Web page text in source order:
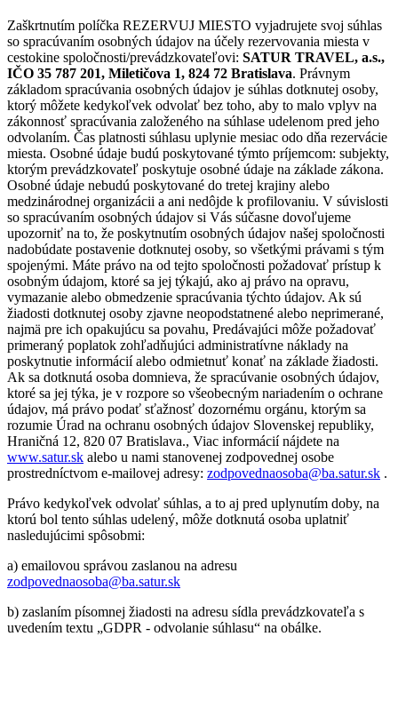
Zaškrtnutím políčka REZERVUJ MIESTO vyjadrujete svoj súhlas
so spracúvaním osobných údajov na účely rezervovania miesta v
cestokine spoločnosti/prevádzkovateľovi: SATUR TRAVEL, a.s.,
IČO 35 787 201, Miletičova 1, 824 72 Bratislava. Právnym
základom spracúvania osobných údajov je súhlas dotknutej osoby,
ktorý môžete kedykoľvek odvolať bez toho, aby to malo vplyv na
zákonnosť spracúvania založeného na súhlase udelenom pred jeho
odvolaním. Čas platnosti súhlasu uplynie mesiac odo dňa rezervácie
miesta. Osobné údaje budú poskytované týmto príjemcom: subjekty,
ktorým prevádzkovateľ poskytuje osobné údaje na základe zákona.
Osobné údaje nebudú poskytované do tretej krajiny alebo
medzinárodnej organizácii a ani nedôjde k profilovaniu. V súvislosti
so spracúvaním osobných údajov si Vás súčasne dovoľujeme
upozorniť na to, že poskytnutím osobných údajov našej spoločnosti
nadobúdate postavenie dotknutej osoby, so všetkými právami s tým
spojenými. Máte právo na od tejto spoločnosti požadovať prístup k
osobným údajom, ktoré sa jej týkajú, ako aj právo na opravu,
vymazanie alebo obmedzenie spracúvania týchto údajov. Ak sú
žiadosti dotknutej osoby zjavne neopodstatnené alebo neprimerané,
najmä pre ich opakujúcu sa povahu, Predávajúci môže požadovať
primeraný poplatok zohľadňujúci administratívne náklady na
poskytnutie informácií alebo odmietnuť konať na základe žiadosti.
Ak sa dotknutá osoba domnieva, že spracúvanie osobných údajov,
ktoré sa jej týka, je v rozpore so všeobecným nariadením o ochrane
údajov, má právo podať sťažnosť dozornému orgánu, ktorým sa
rozumie Úrad na ochranu osobných údajov Slovenskej republiky,
Hraničná 12, 820 07 Bratislava., Viac informácií nájdete na
www.satur.sk alebo u nami stanovenej zodpovednej osobe
prostredníctvom e-mailovej adresy: zodpovednaosoba@ba.satur.sk .
Právo kedykoľvek odvolať súhlas, a to aj pred uplynutím doby, na
ktorú bol tento súhlas udelený, môže dotknutá osoba uplatniť
nasledujúcimi spôsobmi:
a) emailovou správou zaslanou na adresu
zodpovednaosoba@ba.satur.sk
b) zaslaním písomnej žiadosti na adresu sídla prevádzkovateľa s
uvedením textu „GDPR - odvolanie súhlasu“ na obálke.